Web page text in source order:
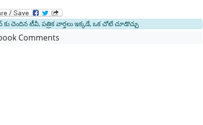
టీవీ, పత్రిక వార్తలు ఇక్కడే, ఒక చోటే చూడొచ్చు
Comments